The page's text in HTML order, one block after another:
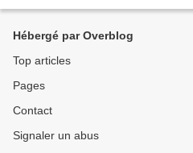
Hébergé par Overblog
Top articles
Pages
Contact
Signaler un abus